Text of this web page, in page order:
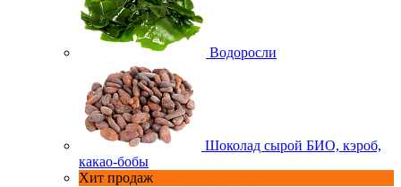
Водоросли
Шоколад сырой БИО, кэроб,
какао-бобы
Хит продаж